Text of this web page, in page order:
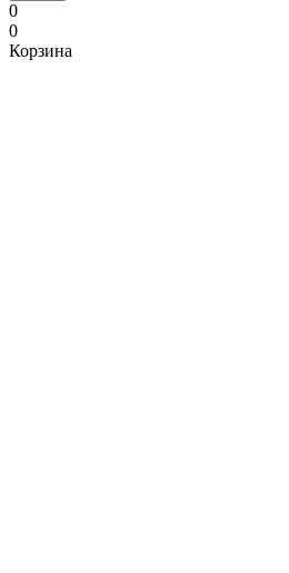
0
0
Корзина